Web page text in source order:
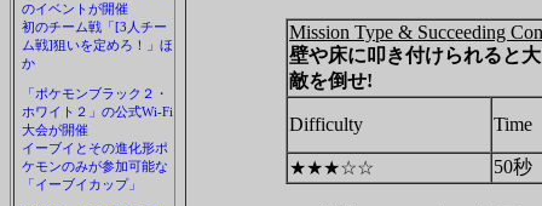
のイベントが開催
初のチーム戦「[3人チー
ム戦]狙いを定めろ！」ほ
か
「ポケモンブラック２・
ホワイト２」の公式Wi-Fi
大会が開催
イーブイとその進化形ポ
ケモンのみが参加可能な
「イーブイカップ」
Mission Type & Succeeding
壁や床に叩き付けられると
敵を倒せ!
Difficulty Time
★★★☆☆ 50秒